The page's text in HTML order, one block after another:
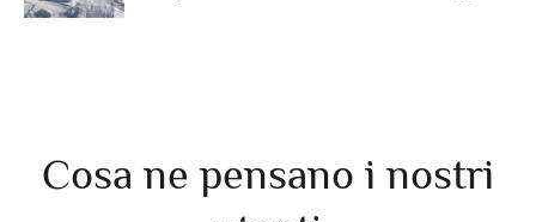
Cosa ne pensano i nostri